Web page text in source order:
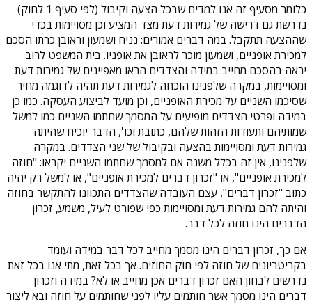
כלומר מסעיף זה אנו למדים שבכל הצעה וקיבול (לפי סעיף 1 לחוק)
נדרשת גם דרישה של גמירות דעת מצד המציע וכן מסויימות בכדי
שההצעה תתקבל. במה דברים אמורים: נניח ושמעון וראובן כרתו הסכם
למכירת אופניים, ושמעון מוכר לראובן את אופניו. בית המשפט לרוב
יראה בהסכם מחייב במידה והצדדים הראו מאפיינים של גמירות דעת
ומסויימות, במקרה שלפנינו הוכחה לגמירות דעת תהיה לדוגמה מחיר
שסיכמו השניים על מכירת האופניים, וכן מועד לביצוע העסקה. כמו כן
במידה ופרטי הצדדים מופיעים על המסמך שחתמו השניים כמו למשל
שמותיהם ותעודות הזהות שלהם, כתובת וכו', הדבר יוכיח שהיתה
גמירות דעת ומסויימות בהצעה ובקיבול של שני הצדדים. במקרה
שלפנינו, אין זה בכלל משנה אם למסמך שחתמו השניים יקראו: "חוזה
למכירת אופניים", או "זכרון דברים למכירת אופניים", או למשל רק יהיה
כתוב "זכרון דברים", עצם העובדה שהצדדים התכוונו להתקשר בחוזה
והיתה להם גמירות דעת ומסויימות כפי שפורט לעיל, משמע, זכרון
הדברים הינו חוזה לכל דבר.
אם כך, זכרון דברים הינו מסמך מחייב לכל דבר במידה ועומד
בקריטריונים של חוזה לפי חוק החוזים. אך בכל זאת, מתי אנו בכל זאת
נדרשים לבחון האם זכרון דברים אכן מחייב או לא? במידה וזכרון
דברים הינו מסמך אשר חותמים עליו לפני שחותמים על חוזה ובא ליצור